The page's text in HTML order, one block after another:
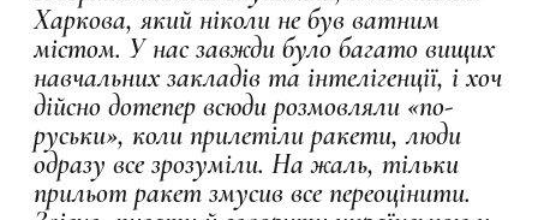
Харкова, який ніколи не був ватним
містом. У нас завжди було багато вищих
навчальних закладів та інтелігенції, і хоч
дійсно дотепер всюди розмовляли «по-
руськи», коли прилетіли ракети, люди
одразу все зрозуміли. На жаль, тільки
прильот ракет змусив все переоцінити.